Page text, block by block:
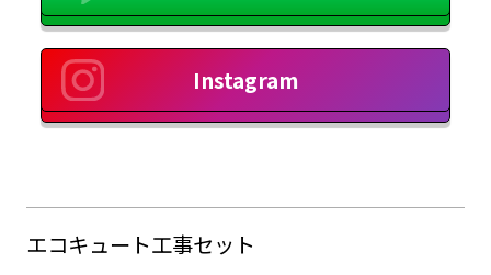
Instagram
エコキュート工事セット